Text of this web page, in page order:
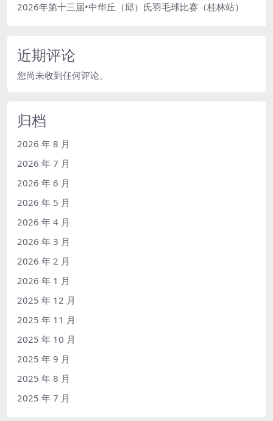
2026年第十三届•中华丘（邱）氏羽毛球比赛（桂林站）
近期评论
您尚未收到任何评论。
归档
2026 年 8 月
2026 年 7 月
2026 年 6 月
2026 年 5 月
2026 年 4 月
2026 年 3 月
2026 年 2 月
2026 年 1 月
2025 年 12 月
2025 年 11 月
2025 年 10 月
2025 年 9 月
2025 年 8 月
2025 年 7 月